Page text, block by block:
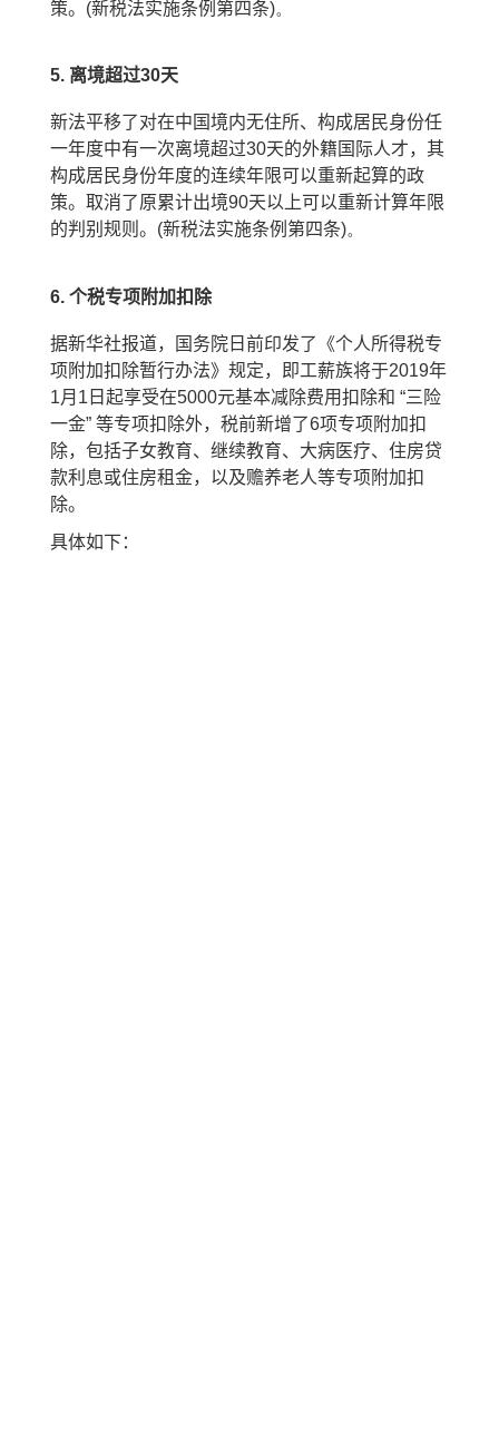
策。 (新税法实施条例第四条)。
5. 离境超过30天
新法平移了对在中国境内无住所、构成居民身份任
一年度中有一次离境超过30天的外籍国际人才，其
构成居民身份年度的连续年限可以重新起算的政
策。取消了原累计出境90天以上可以重新计算年限
的判别规则。 (新税法实施条例第四条)。
6. 个税专项附加扣除
据新华社报道，国务院日前印发了《个人所得税专
项附加扣除暂行办法》规定，即工薪族将于2019年
1月 1 日起享受在5000元基本减除费用扣除和 “三险
一金” 等专项扣除外，税前新增了6项专项附加扣
除，包括子女教育、继续教育、大病医疗、住房贷
款利息或住房租金，以及赡养老人等专项附加扣
除。
具体如下：